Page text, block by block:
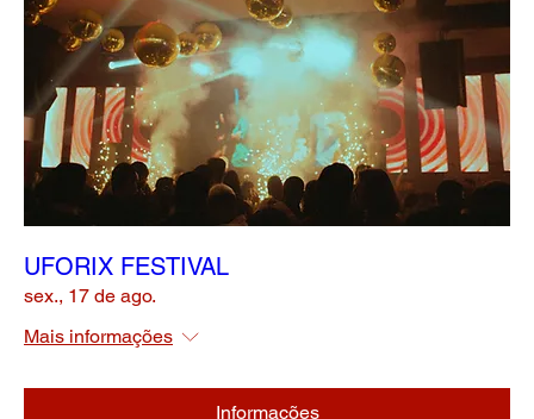
UFORIX FESTIVAL
sex., 17 de ago.
Mais informações
Informações